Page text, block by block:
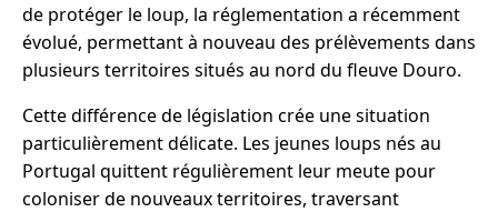
de protéger le loup, la réglementation a récemment
évolué, permettant à nouveau des prélèvements dans
plusieurs territoires situés au nord du fleuve Douro.
Cette différence de législation crée une situation
particulièrement délicate. Les jeunes loups nés au
Portugal quittent régulièrement leur meute pour
coloniser de nouveaux territoires, traversant